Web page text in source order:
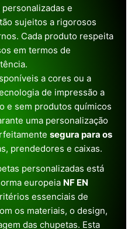
e
sujeitos a rigorosos
Cada produto respeita
em termos de
a cores ou a
de impressão a
e sem produtos químicos
uma personalização
segura para os
prendedores e caixas.
personalizadas está
europeia NF EN
essenciais de
os materiais, o design,
das chupetas. Esta